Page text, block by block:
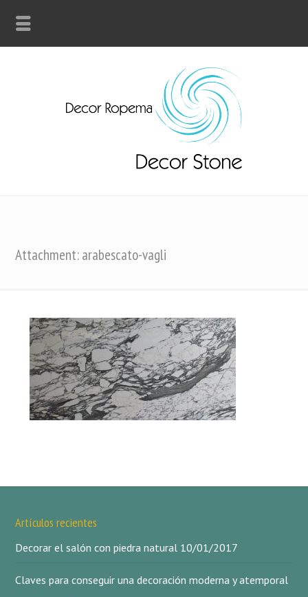
Attachment: arabescato-vagli
Artículos recientes
Decorar el salón con piedra natural 10/01/2017
Claves para conseguir una decoración moderna y atemporal